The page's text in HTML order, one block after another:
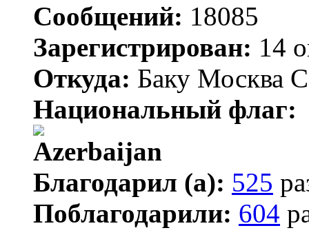
Сообщений: 18085
Зарегистрирован: 14
Откуда: Баку Москва
Национальный флаг:
Благодарил (а): 525
Поблагодарили: 604